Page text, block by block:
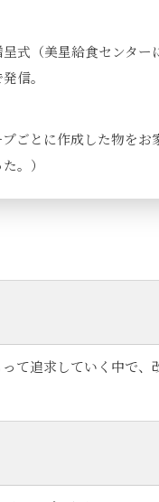
式（美星給食センター
信。
プごとに作成した物を
。）
て追求していく中で